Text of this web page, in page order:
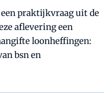
praktijkvraag uit de
aflevering een
loonheffingen:
bsn en